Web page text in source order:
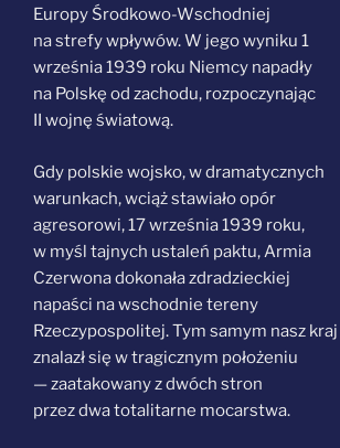
Europy Środkowo-Wschodniej
na strefy wpływów. W jego wyniku 1
września 1939 roku Niemcy napadły
na Polskę od zachodu, rozpoczynając
II wojnę światową.
Gdy polskie wojsko, w dramatycznych
warunkach, wciąż stawiało opór
agresorowi, 17 września 1939 roku,
w myśl tajnych ustaleń paktu, Armia
Czerwona dokonała zdradzieckiej
napaści na wschodnie tereny
Rzeczypospolitej. Tym samym nasz kraj
znalazł się w tragicznym położeniu
— zaatakowany z dwóch stron
przez dwa totalitarne mocarstwa.